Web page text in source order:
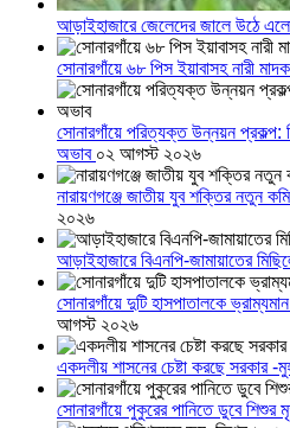
আড়াইহাজারে জেলেদের জালে উঠে
সোনারগাঁয়ে ৬৮ পিস ইয়াবাসহ নারী
সোনারগাঁয়ে পরিত্যক্ত উন্নয়ন প্রকল্প:
অভাব ০২ আগস্ট ২০২৬
নারায়ণগঞ্জে জাতীয় যুব শক্তির নতুন
২০২৬
আড়াইহাজারে বিএনপি-জামায়াতের
সোনারগাঁয়ে দুটি হাসপাতালকে
আগস্ট ২০২৬
একদলীয় শাসনের চেষ্টা করছে সরকার -
সোনারগাঁয়ে পুকুরের পানিতে ডুবে